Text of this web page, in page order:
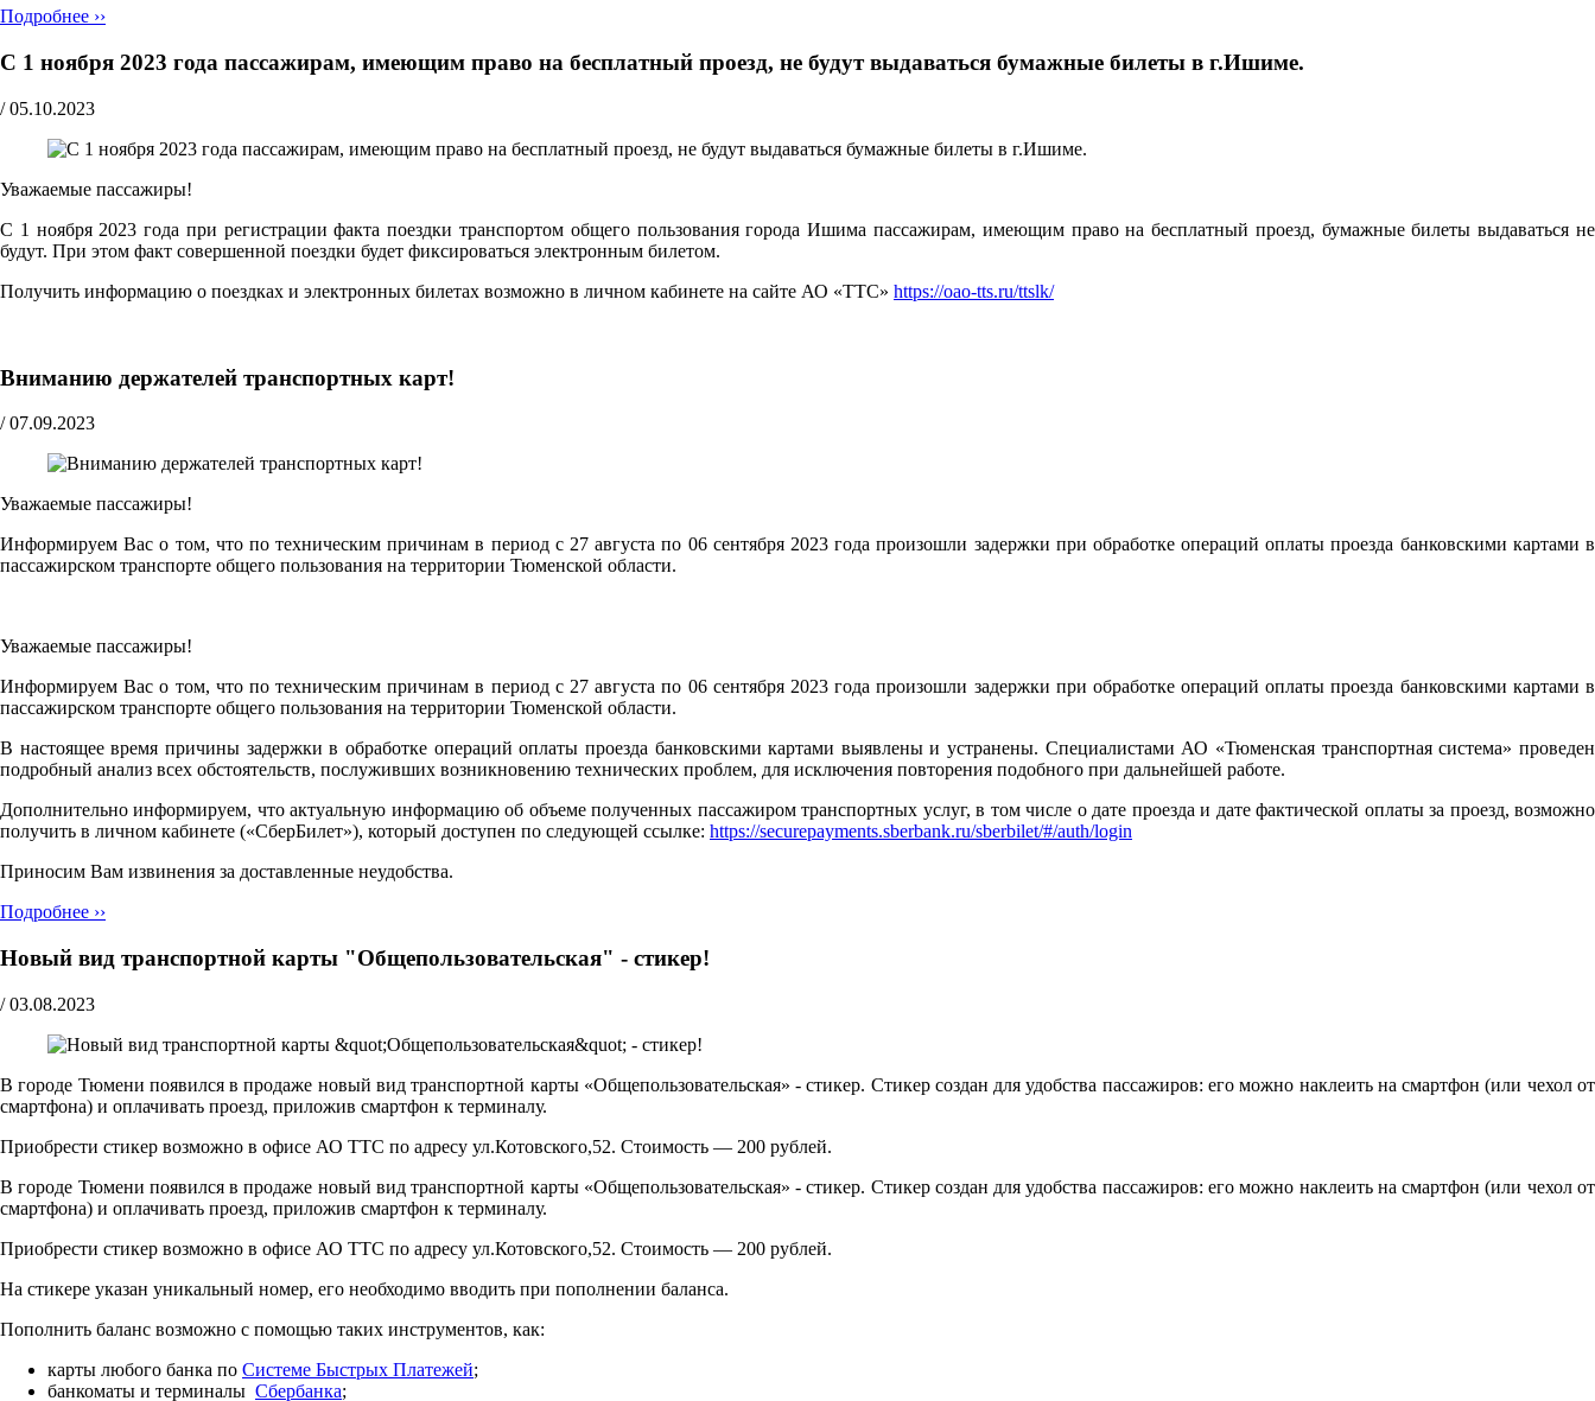
Подробнее ››
С 1 ноября 2023 года пассажирам, имеющим право на бесплатный проезд, не будут выдаваться бумажные билеты в г.Ишиме.
/ 05.10.2023
Уважаемые пассажиры!
С 1 ноября 2023 года при регистрации факта поездки транспортом общего пользования города Ишима пассажирам, имеющим право на бесплатный проезд, бумажные билеты выдаваться не
будут. При этом факт совершенной поездки будет фиксироваться электронным билетом.
Получить информацию о поездках и электронных билетах возможно в личном кабинете на сайте АО «ТТС» https://oao-tts.ru/ttslk/
Вниманию держателей транспортных карт!
/ 07.09.2023
Уважаемые пассажиры!
Информируем Вас о том, что по техническим причинам в период с 27 августа по 06 сентября 2023 года произошли задержки при обработке операций оплаты проезда банковскими картами в
пассажирском транспорте общего пользования на территории Тюменской области.
Уважаемые пассажиры!
Информируем Вас о том, что по техническим причинам в период с 27 августа по 06 сентября 2023 года произошли задержки при обработке операций оплаты проезда банковскими картами в
пассажирском транспорте общего пользования на территории Тюменской области.
В настоящее время причины задержки в обработке операций оплаты проезда банковскими картами выявлены и устранены. Специалистами АО «Тюменская транспортная система» проведен
подробный анализ всех обстоятельств, послуживших возникновению технических проблем, для исключения повторения подобного при дальнейшей работе.
Дополнительно информируем, что актуальную информацию об объеме полученных пассажиром транспортных услуг, в том числе о дате проезда и дате фактической оплаты за проезд, возможно
получить в личном кабинете («СберБилет»), который доступен по следующей ссылке: https://securepayments.sberbank.ru/sberbilet/#/auth/login
Приносим Вам извинения за доставленные неудобства.
Подробнее ››
Новый вид транспортной карты "Общепользовательская" - стикер!
/ 03.08.2023
В городе Тюмени появился в продаже новый вид транспортной карты «Общепользовательская» - стикер. Стикер создан для удобства пассажиров: его можно наклеить на смартфон (или чехол от
смартфона) и оплачивать проезд, приложив смартфон к терминалу.
Приобрести стикер возможно в офисе АО ТТС по адресу ул.Котовского,52. Стоимость — 200 рублей.
В городе Тюмени появился в продаже новый вид транспортной карты «Общепользовательская» - стикер. Стикер создан для удобства пассажиров: его можно наклеить на смартфон (или чехол от
смартфона) и оплачивать проезд, приложив смартфон к терминалу.
Приобрести стикер возможно в офисе АО ТТС по адресу ул.Котовского,52. Стоимость — 200 рублей.
На стикере указан уникальный номер, его необходимо вводить при пополнении баланса.
Пополнить баланс возможно с помощью таких инструментов, как:
карты любого банка по Cистеме Быстрых Платежей;
банкоматы и терминалы Сбербанка;